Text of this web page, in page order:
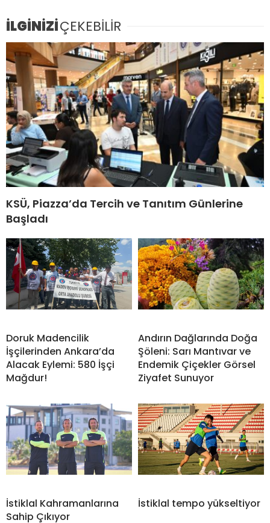
İLGİNİZİÇEKEBİLİR
KSÜ, Piazza’da Tercih ve Tanıtım Günlerine
Başladı
Doruk Madencilik
İşçilerinden Ankara’da
Alacak Eylemi: 580 İşçi
Mağdur!
Andırın Dağlarında Doğa
Şöleni: Sarı Mantıvar ve
Endemik Çiçekler Görsel
Ziyafet Sunuyor
İstiklal Kahramanlarına
Sahip Çıkıyor
İstiklal tempo yükseltiyor